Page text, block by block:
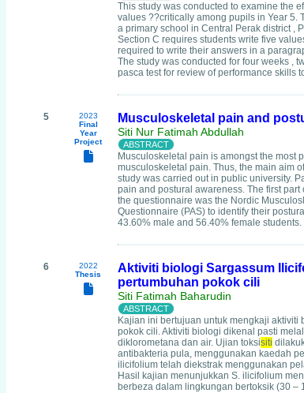
This study was conducted to examine the
values ??critically among pupils in Year 5.
a primary school in Central Perak district ,
Section C requires students write five
required to write their answers in a
The study was conducted for four weeks ,
pasca test for review of performance skills
5
2023
Final
Year
Project
Musculoskeletal pain and
Siti Nur Fatimah Abdullah
Musculoskeletal pain is amongst the most
musculoskeletal pain. Thus, the main aim
study was carried out in public university.
pain and postural awareness. The first
the questionnaire was the Nordic
Questionnaire (PAS) to identify their
43.60% male and 56.40% female
6
2022
Thesis
Aktiviti biologi Sargassum
pertumbuhan pokok cili
Siti Fatimah Baharudin
Kajian ini bertujuan untuk mengkaji
pokok cili. Aktiviti biologi dikenal pasti
diklorometana dan air. Ujian toksisiti
antibakteria pula, menggunakan kaedah
ilicifolium telah diekstrak menggunakan
Hasil kajian menunjukkan S. ilicifolium
berbeza dalam lingkungan bertoksik (30 –